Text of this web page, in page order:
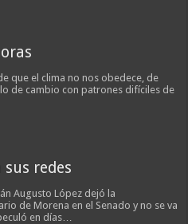
que el clima no nos obedece, de
de cambio con patrones difíciles de
redes
Augusto López dejó la
de Morena en el Senado y no se va
en días…